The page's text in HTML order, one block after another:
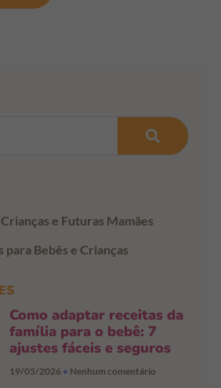
e Futuras Mamães
para Bebês e Crianças
Como adaptar receitas da
família para o bebê: 7
ajustes fáceis e seguros
19/05/2026 Nenhum comentário